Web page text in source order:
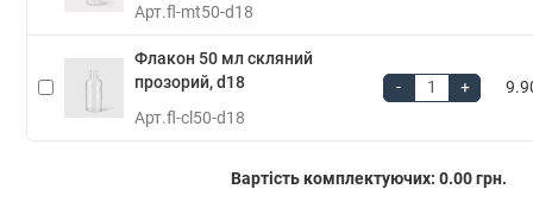
Арт.fl-mt50-d18
Флакон 50 мл скляний
прозорий, d18
Арт.fl-cl50-d18
- +
Вартість комплектуючих: 0.00 грн.